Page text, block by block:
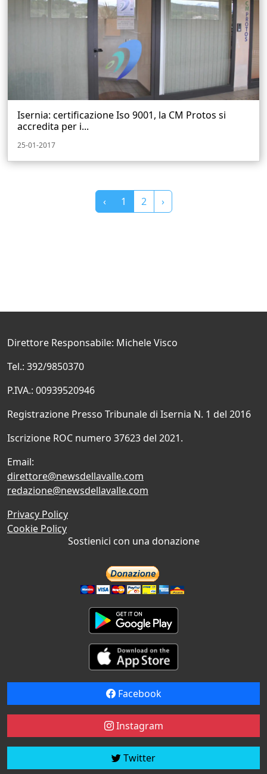
Isernia: certificazione Iso 9001, la CM Protos si
accredita per i...
25-01-2017
‹ 1 2 ›
Direttore Responsabile: Michele Visco
Tel.: 392/9850370
P.IVA.: 00939520946
Registrazione Presso Tribunale di Isernia N. 1 del 2016
Iscrizione ROC numero 37623 del 2021.
Email:
direttore@newsdellavalle.com
redazione@newsdellavalle.com
Privacy Policy
Cookie Policy
Sostienici con una donazione
Facebook
Instagram
Twitter